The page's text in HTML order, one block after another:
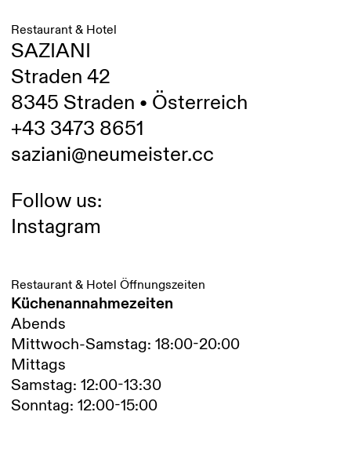
Restaurant & Hotel
SAZIANI
Straden 42
8345 Straden • Österreich
+43 3473 8651
saziani@neumeister.cc
Follow us:
Instagram
Restaurant & Hotel Öffnungszeiten
Küchenannahmezeiten
Abends
Mittwoch-Samstag: 18:00-20:00
Mittags
Samstag: 12:00-13:30
Sonntag: 12:00-15:00